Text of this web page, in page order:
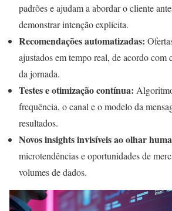
padrões e ajudam a abordar o cliente
demonstrar intenção explícita.
Recomendações automatizadas:
ajustados em tempo real, de acordo com
da jornada.
Testes e otimização contínua:
frequência, o canal e o modelo da
resultados.
Novos insights invisíveis ao olhar
microtendências e oportunidades de
volumes de dados.